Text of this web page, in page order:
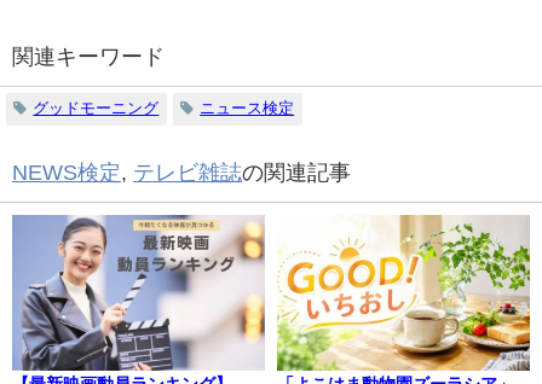
関連キーワード
グッドモーニング ニュース検定
NEWS検定, テレビ雑誌の関連記事